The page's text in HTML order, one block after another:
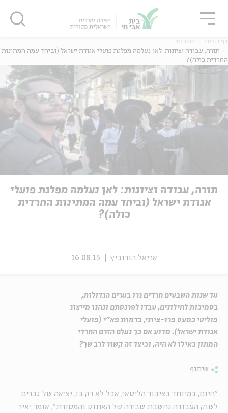
אנגלית נוער
דף הבית
כתבות
תורה, עבודה וציונות: לאן נעלמה מפלגת פועלי אגודת ישראל (וביחד עמה המתינות
החרדית כולה)?
תורה, עבודה וציונות: לאן נעלמה מפלגת פועלי
אגודת ישראל (וביחד עמה המתינות החרדית
כולה)?
אריאל הורוביץ 16.08.15
עד שנות השבעים חרדים גרו בערים הגדולות,
בסמיכות לחילונים, עבדו לפרנסתם ונהנו מייצוג
פוליטי כמעט פרו-ציוני, בדמות פא"י (פועלי
אגודת ישראל). מדוע אם כך נעלם הזרם החרדי
המתון כאילו לא היה, וכיצד זה קשור לרב שך?
שיתוף
"היום, במיוחד בציבור הליטאי, אבל לא רק בו, יציאה של גברים
לשוק העבודה נחשבת שבירה של האתוס והמסורת", אומר יאיר
סגור